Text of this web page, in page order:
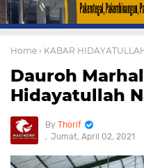
Home › KABAR
Dauroh
Hidayatullah
Thorif
Jumat, April 02, 2021